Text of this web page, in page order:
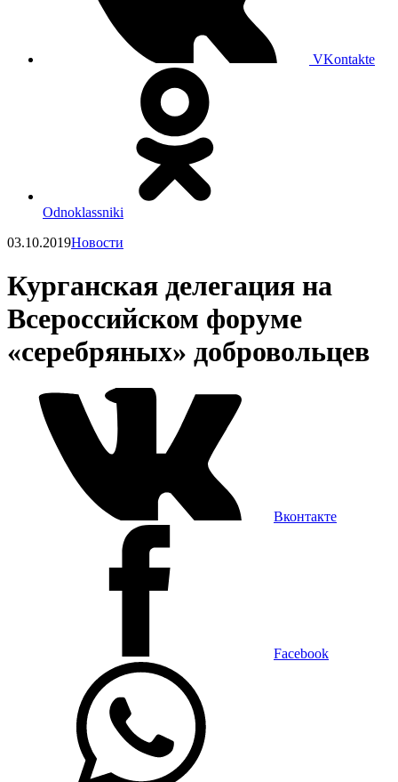
VKontakte
Odnoklassniki
03.10.2019Новости
Курганская делегация на
Всероссийском форуме
«серебряных» добровольцев
Вконтакте
Facebook